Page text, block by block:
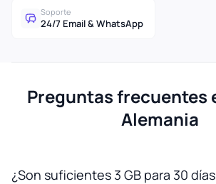
Soporte
24/7 Email & WhatsApp
Preguntas frecuentes
Alemania
¿Son suficientes 3 GB para 30